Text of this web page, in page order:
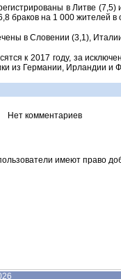
в Литве
браков на 1 000 жителей в
в Словении (3,1),
к 2017 году, за
из Германии, Ирландии и
Нет комментариев
имеют право